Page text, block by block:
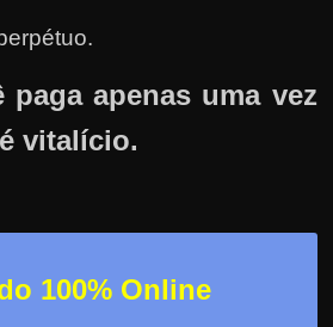
paga apenas uma vez
vitalício.
100% Online